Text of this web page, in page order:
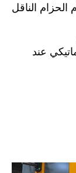
الحزام الناقل
عند